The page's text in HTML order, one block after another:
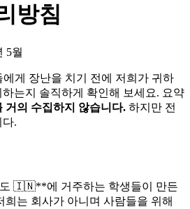
방침
5월
게 장난을 치기 전에 저희가 귀하
는지 솔직하게 확인해 보세요. 요약
거의 수집하지 않습니다. 하지만 전
다.
도 🇮🇳**에 거주하는 학생들이 만든
희는 회사가 아니며 사람들을 위해